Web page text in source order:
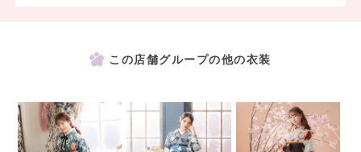
この店舗グループの他の衣装